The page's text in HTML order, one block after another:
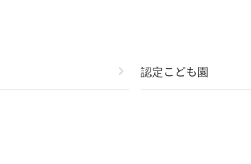
chevron_right 認定こども園